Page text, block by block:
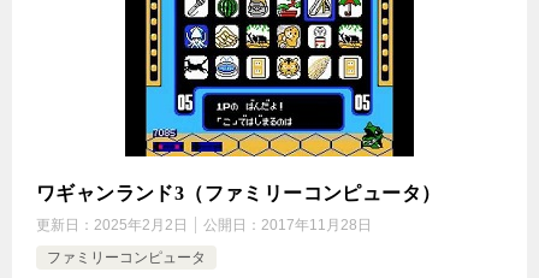
ワギャンランド3（ファミリーコンピュータ）
更新日： 2025年2月2日 公開日： 2017年11月28日
ファミリーコンピュータ